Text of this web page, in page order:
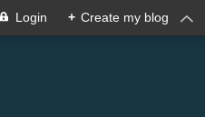
Login + Create my blog